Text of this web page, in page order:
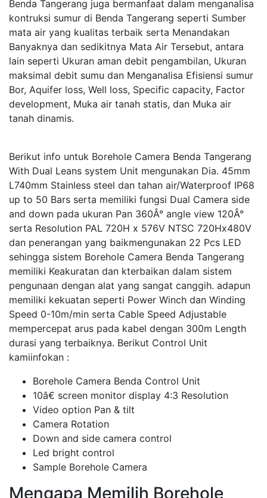
Benda Tangerang juga bermanfaat dalam menganalisa
kontruksi sumur di Benda Tangerang seperti Sumber
mata air yang kualitas terbaik serta Menandakan
Banyaknya dan sedikitnya Mata Air Tersebut, antara
lain seperti Ukuran aman debit pengambilan, Ukuran
maksimal debit sumu dan Menganalisa Efisiensi sumur
Bor, Aquifer loss, Well loss, Specific capacity, Factor
development, Muka air tanah statis, dan Muka air
tanah dinamis.
Berikut info untuk Borehole Camera Benda Tangerang
With Dual Leans system Unit mengunakan Dia. 45mm
L740mm Stainless steel dan tahan air/Waterproof IP68
up to 50 Bars serta memiliki fungsi Dual Camera side
and down pada ukuran Pan 360Â° angle view 120Â°
serta Resolution PAL 720H x 576V NTSC 720Hx480V
dan penerangan yang baikmengunakan 22 Pcs LED
sehingga sistem Borehole Camera Benda Tangerang
memiliki Keakuratan dan kterbaikan dalam sistem
pengunaan dengan alat yang sangat canggih. adapun
memiliki kekuatan seperti Power Winch dan Winding
Speed 0-10m/min serta Cable Speed Adjustable
mempercepat arus pada kabel dengan 300m Length
durasi yang terbaiknya. Berikut Control Unit
kamiinfokan :
Borehole Camera Benda Control Unit
10â€ screen monitor display 4:3 Resolution
Video option Pan & tilt
Camera Rotation
Down and side camera control
Led bright control
Sample Borehole Camera
Mengapa Memilih Borehole